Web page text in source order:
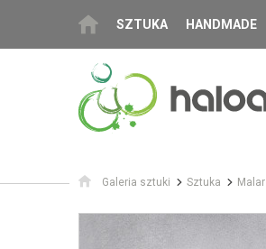
SZTUKA HANDMADE
Galeria sztuki Sztuka